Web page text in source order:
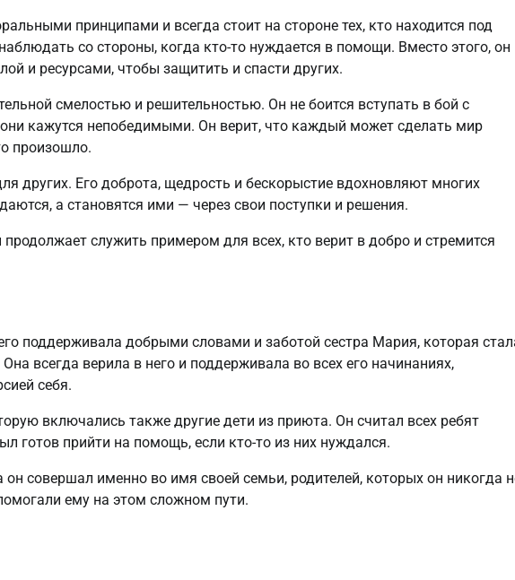
принципами и всегда стоит на стороне тех, кто находится под
со стороны, когда кто-то нуждается в помощи. Вместо этого, он
и ресурсами, чтобы защитить и спасти других.
смелостью и решительностью. Он не боится вступать в бой с
кажутся непобедимыми. Он верит, что каждый может сделать мир
произошло.
других. Его доброта, щедрость и бескорыстие вдохновляют многих
а становятся ими — через свои поступки и решения.
служить примером для всех, кто верит в добро и стремится
поддерживала добрыми словами и заботой сестра Мария, которая
всегда верила в него и поддерживала во всех его начинаниях,
себя.
включались также другие дети из приюта. Он считал всех ребят
готов прийти на помощь, если кто-то из них нуждался.
он совершал именно во имя своей семьи, родителей, которых он никогда
ему на этом сложном пути.